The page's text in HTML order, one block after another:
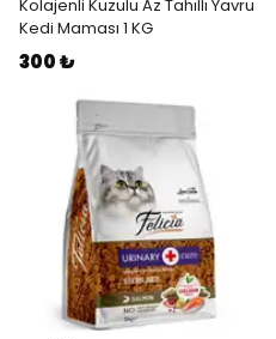
Kolajenli Kuzulu Az Tahıllı Yavru
Kedi Maması 1 KG
300 ₺